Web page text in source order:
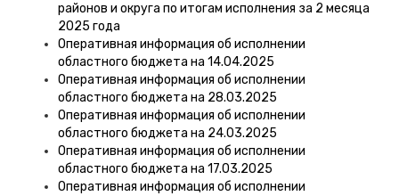
районов и округа по итогам исполнения за 2 месяца
2025 года
Оперативная информация об исполнении
областного бюджета на 14.04.2025
Оперативная информация об исполнении
областного бюджета на 28.03.2025
Оперативная информация об исполнении
областного бюджета на 24.03.2025
Оперативная информация об исполнении
областного бюджета на 17.03.2025
Оперативная информация об исполнении